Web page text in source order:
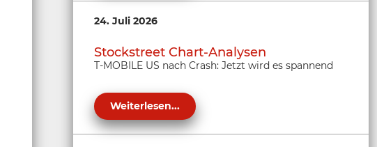
24. Juli 2026
Stockstreet Chart-Analysen
T-MOBILE US nach Crash: Jetzt wird es spannend
Weiterlesen...